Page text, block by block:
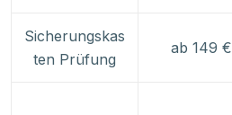
Sicherungskas
ten Prüfung
ab 149 €